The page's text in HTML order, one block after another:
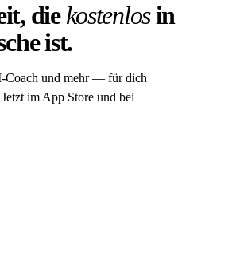
diekostenlosin
ist.
Coach und mehr — für dich
im App Store und bei